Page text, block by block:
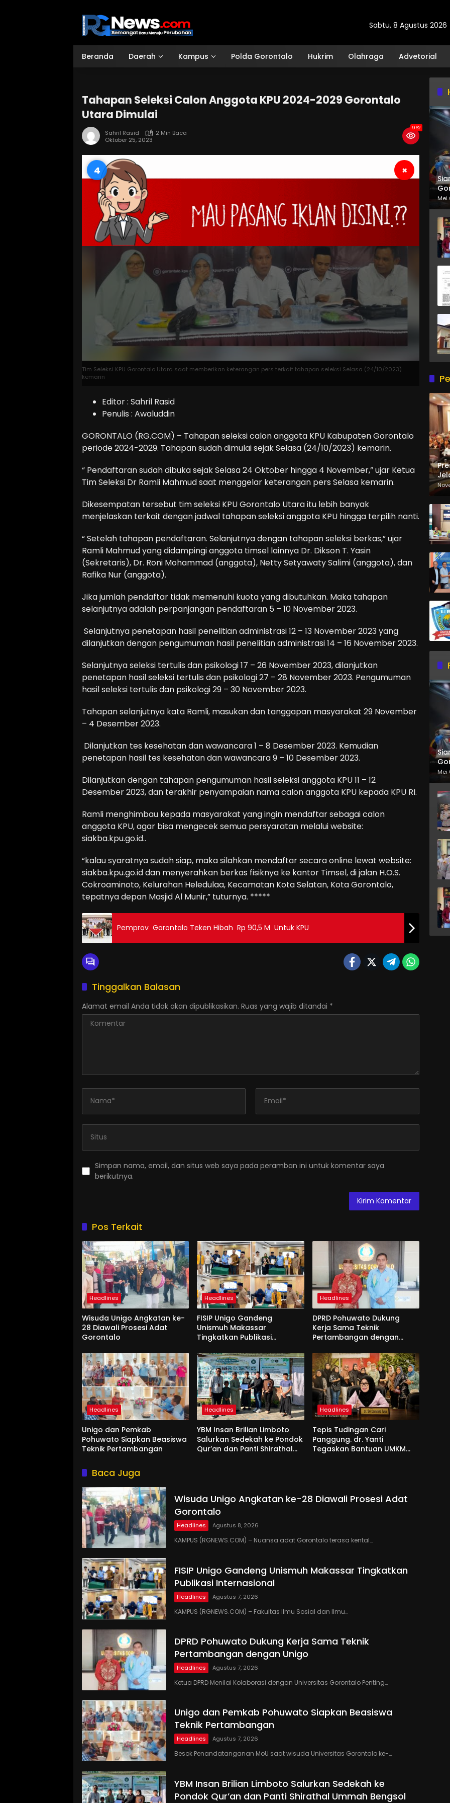
Sabtu, 8 Agustus 2026
Beranda Daerah Kampus Polda Gorontalo Hukrim Olahraga Advetorial
Tahapan Seleksi Calon Anggota KPU 2024-2029 Gorontalo
Utara Dimulai
Sahril Rasid
2 Min Baca
Oktober 25, 2023
962
3 ×
Tim Seleksi KPU Gorontalo Utara saat memberikan keterangan pers terkait tahapan seleksi Selasa (24/10/2023)
kemarin
Editor : Sahril Rasid
Penulis : Awaluddin
GORONTALO (RG.COM) – Tahapan seleksi calon anggota KPU Kabupaten Gorontalo
periode 2024-2029. Tahapan sudah dimulai sejak Selasa (24/10/2023) kemarin.
“ Pendaftaran sudah dibuka sejak Selasa 24 Oktober hingga 4 November,” ujar Ketua
Tim Seleksi Dr Ramli Mahmud saat menggelar keterangan pers Selasa kemarin.
Dikesempatan tersebut tim seleksi KPU Gorontalo Utara itu lebih banyak
menjelaskan terkait dengan jadwal tahapan seleksi anggota KPU hingga terpilih nanti.
“ Setelah tahapan pendaftaran. Selanjutnya dengan tahapan seleksi berkas,” ujar
Ramli Mahmud yang didampingi anggota timsel lainnya Dr. Dikson T. Yasin
(Sekretaris), Dr. Roni Mohammad (anggota), Netty Setyawaty Salimi (anggota), dan
Rafika Nur (anggota).
Jika jumlah pendaftar tidak memenuhi kuota yang dibutuhkan. Maka tahapan
selanjutnya adalah perpanjangan pendaftaran 5 – 10 November 2023.
Selanjutnya penetapan hasil penelitian administrasi 12 – 13 November 2023 yang
dilanjutkan dengan pengumuman hasil penelitian administrasi 14 – 16 November 2023.
Selanjutnya seleksi tertulis dan psikologi 17 – 26 November 2023, dilanjutkan
penetapan hasil seleksi tertulis dan psikologi 27 – 28 November 2023. Pengumuman
hasil seleksi tertulis dan psikologi 29 – 30 November 2023.
Tahapan selanjutnya kata Ramli, masukan dan tanggapan masyarakat 29 November
– 4 Desember 2023.
Dilanjutkan tes kesehatan dan wawancara 1 – 8 Desember 2023. Kemudian
penetapan hasil tes kesehatan dan wawancara 9 – 10 Desember 2023.
Dilanjutkan dengan tahapan pengumuman hasil seleksi anggota KPU 11 – 12
Desember 2023, dan terakhir penyampaian nama calon anggota KPU kepada KPU RI.
Ramli menghimbau kepada masyarakat yang ingin mendaftar sebagai calon
anggota KPU, agar bisa mengecek semua persyaratan melalui website:
siakba.kpu.go.id..
“kalau syaratnya sudah siap, maka silahkan mendaftar secara online lewat website:
siakba.kpu.go.id dan menyerahkan berkas fisiknya ke kantor Timsel, di jalan H.O.S.
Cokroaminoto, Kelurahan Heledulaa, Kecamatan Kota Selatan, Kota Gorontalo,
tepatnya depan Masjid Al Munir,” tuturnya. *****
Pemprov Gorontalo Teken Hibah Rp 90,5 M Untuk KPU
Tinggalkan Balasan
Alamat email Anda tidak akan dipublikasikan. Ruas yang wajib ditandai *
Simpan nama, email, dan situs web saya pada peramban ini untuk komentar saya
berikutnya.
Pos Terkait
Headlines
Wisuda Unigo Angkatan ke-
28 Diawali Prosesi Adat
Gorontalo
Headlines
FISIP Unigo Gandeng
Unismuh Makassar
Tingkatkan Publikasi
Headlines
DPRD Pohuwato Dukung
Kerja Sama Teknik
Pertambangan dengan
Headlines
Unigo dan Pemkab
Pohuwato Siapkan Beasiswa
Teknik Pertambangan
Headlines
YBM Insan Brilian Limboto
Salurkan Sedekah ke Pondok
Qur’an dan Panti Shirathal
Headlines
Tepis Tudingan Cari
Panggung. dr. Yanti
Tegaskan Bantuan UMKM
Baca Juga
Wisuda Unigo Angkatan ke-28 Diawali Prosesi Adat
Gorontalo
Headlines Agustus 8, 2026
KAMPUS (RGNEWS.COM) – Nuansa adat Gorontalo terasa kental…
FISIP Unigo Gandeng Unismuh Makassar Tingkatkan
Publikasi Internasional
Headlines Agustus 7, 2026
KAMPUS (RGNEWS.COM) – Fakultas Ilmu Sosial dan Ilmu…
DPRD Pohuwato Dukung Kerja Sama Teknik
Pertambangan dengan Unigo
Headlines Agustus 7, 2026
Ketua DPRD Menilai Kolaborasi dengan Universitas Gorontalo Penting…
Unigo dan Pemkab Pohuwato Siapkan Beasiswa
Teknik Pertambangan
Headlines Agustus 7, 2026
Besok Penandatanganan MoU saat wisuda Universitas Gorontalo ke-…
YBM Insan Brilian Limboto Salurkan Sedekah ke
Pondok Qur’an dan Panti Shirathal Ummah Bengsol
Mei
Mei